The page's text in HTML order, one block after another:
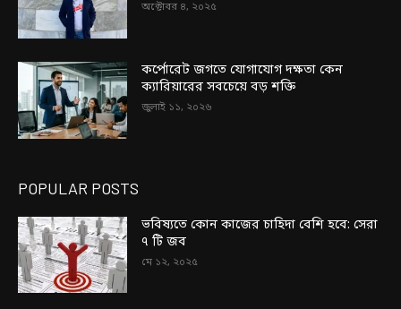
অক্টোবর ৪, ২০২৫
কর্পোরেট জগতে যোগাযোগ দক্ষতা কেন
ক্যারিয়ারের সবচেয়ে বড় শক্তি
জুলাই ১১, ২০২৬
POPULAR POSTS
ভবিষ্যতে কোন কাজের চাহিদা বেশি হবে: সেরা
৭ টি জব
মে ১২, ২০২৫